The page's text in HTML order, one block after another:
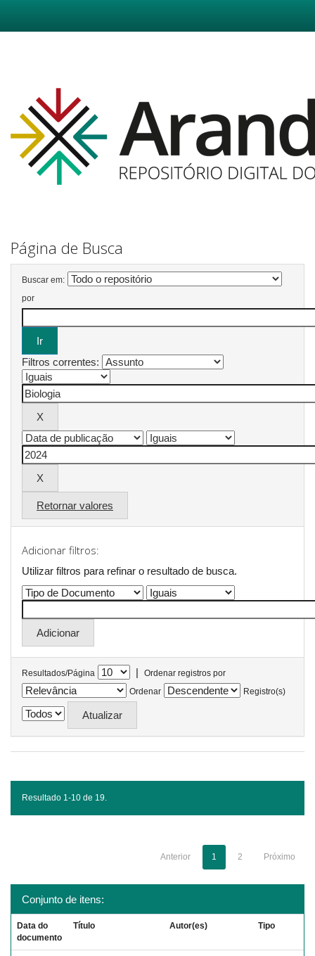
Página de Busca
Buscar em:
por
Filtros correntes:
Retornar valores
Adicionar filtros:
Utilizar filtros para refinar o resultado de busca.
Resultados/Página |
Ordenar registros por
Ordenar
Registro(s)
Resultado 1-10 de 19.
Anterior 1 2 Próximo
Conjunto de itens:
Data do
documento
Título Autor(es) Tipo